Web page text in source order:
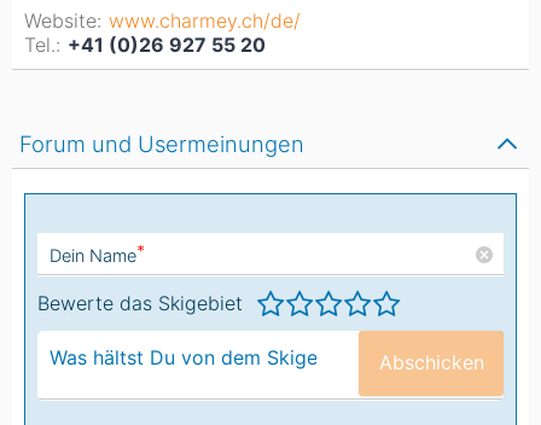
Website: www.charmey.ch/de/
Tel.: +41 (0)26 927 55 20
Forum und Usermeinungen
Dein Name*
Bewerte das Skigebiet
Abschicken